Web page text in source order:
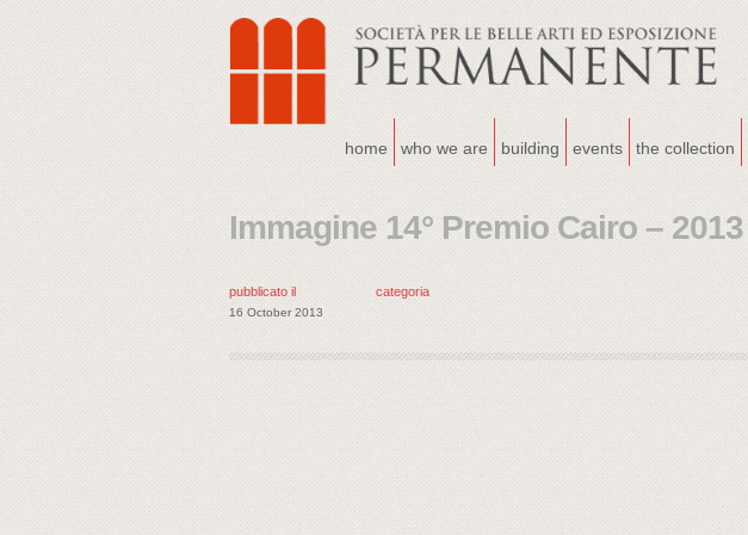
home who we are building events the collection
Immagine 14° Premio Cairo – 2013
pubblicato il
16 October 2013
categoria